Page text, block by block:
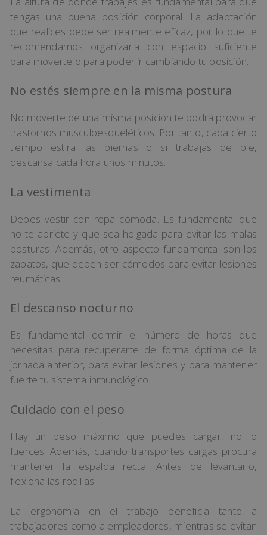
tengas una buena posición corporal. La adaptación
que realices debe ser realmente eficaz, por lo que te
recomendamos organizarla con espacio suficiente
para moverte o para poder ir cambiando tu posición.
No estés siempre en la misma postura
No moverte de una misma posición te podrá provocar
trastornos musculoesqueléticos. Por tanto, cada cierto
tiempo estira las piernas o si trabajas de pie,
descansa cada hora unos minutos.
La vestimenta
Debes vestir con ropa cómoda. Es fundamental que
no te apriete y que sea holgada para evitar las malas
posturas. Además, otro aspecto fundamental son los
zapatos, que deben ser cómodos para evitar lesiones
reumáticas.
El descanso nocturno
Es fundamental dormir el número de horas que
necesitas para recuperarte de forma óptima de la
jornada anterior, para evitar lesiones y para mantener
fuerte tu sistema inmunológico.
Cuidado con el peso
Hay un peso máximo que puedes cargar, no lo
fuerces. Además, cuando transportes cargas procura
mantener la espalda recta. Antes de levantarlo,
flexiona las rodillas.
La ergonomía en el trabajo beneficia tanto a
trabajadores como a empleadores, mientras se evitan